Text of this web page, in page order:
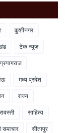
कुशीनगर
टेक न्यूज़
प्रयागराज
मध्य प्रदेश
राज्य
साहित्य
समाचार सीतापुर